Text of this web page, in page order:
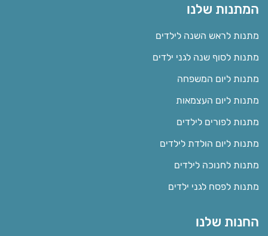
המתנות שלנו
מתנות לראש השנה לילדים
מתנות לסוף שנה לגני ילדים
מתנות ליום המשפחה
מתנות ליום העצמאות
מתנות לפורים לילדים
מתנות ליום הולדת לילדים
מתנות לחנוכה לילדים
מתנות לפסח לגני ילדים
החנות שלנו